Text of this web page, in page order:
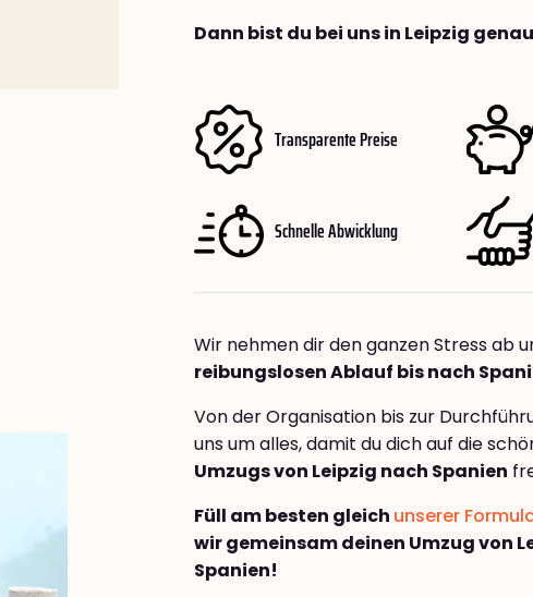
Dann bist du bei uns in Leipzig
Transparente Preise
Schnelle Abwicklung
Wir nehmen dir den ganzen Stress ab
reibungslosen Ablauf bis nach
Von der Organisation bis zur
uns um alles, damit du dich auf die
Umzugs von Leipzig nach Spanien
Füll am besten gleich unserer
wir gemeinsam deinen Umzug von
Spanien!